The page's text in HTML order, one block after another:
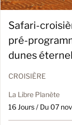
Safari-
pré-
dunes
CROISIÈRE
La Libre Planète
16 Jours / Du 07